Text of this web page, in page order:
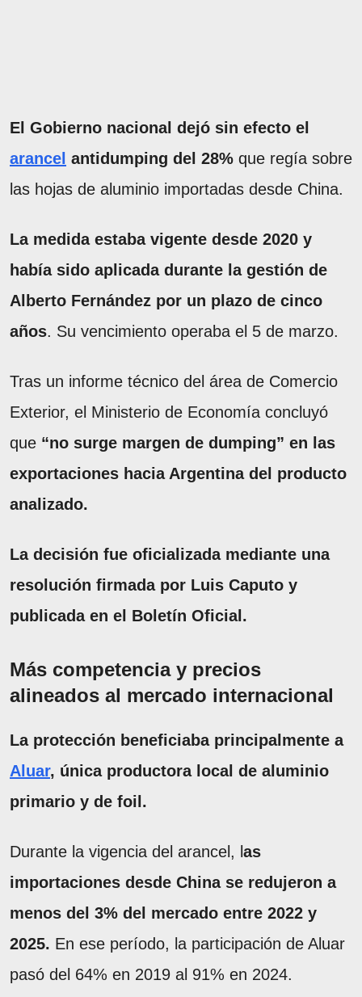
El Gobierno nacional dejó sin efecto el
arancel antidumping del 28% que regía sobre
las hojas de aluminio importadas desde China.
La medida estaba vigente desde 2020 y
había sido aplicada durante la gestión de
Alberto Fernández por un plazo de cinco
años. Su vencimiento operaba el 5 de marzo.
Tras un informe técnico del área de Comercio
Exterior, el Ministerio de Economía concluyó
que “no surge margen de dumping” en las
exportaciones hacia Argentina del producto
analizado.
La decisión fue oficializada mediante una
resolución firmada por Luis Caputo y
publicada en el Boletín Oficial.
Más competencia y precios
alineados al mercado internacional
La protección beneficiaba principalmente a
Aluar, única productora local de aluminio
primario y de foil.
Durante la vigencia del arancel, l as
importaciones desde China se redujeron a
menos del 3% del mercado entre 2022 y
2025. En ese período, la participación de Aluar
pasó del 64% en 2019 al 91% en 2024.